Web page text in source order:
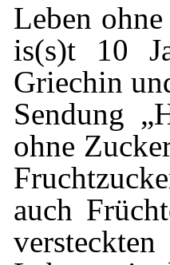
Leben
is(s)t 10
Griechin
Sendung
ohne
auch